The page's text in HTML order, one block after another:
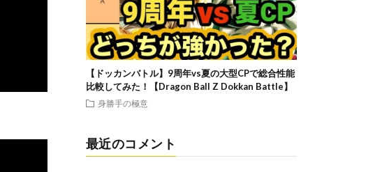
【ドッカンバトル】9周年vs夏の大型CPで総合性能
比較してみた！【Dragon Ball Z Dokkan Battle】
身勝手の極意
最近のコメント